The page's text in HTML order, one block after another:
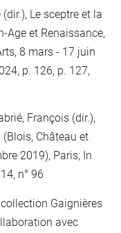
Le sceptre et la
Age et Renaissance,
8 mars - 17 juin
p. 126, p. 127,
François (dir.),
Château et
2019), Paris, In
n° 96
Gaignières
avec